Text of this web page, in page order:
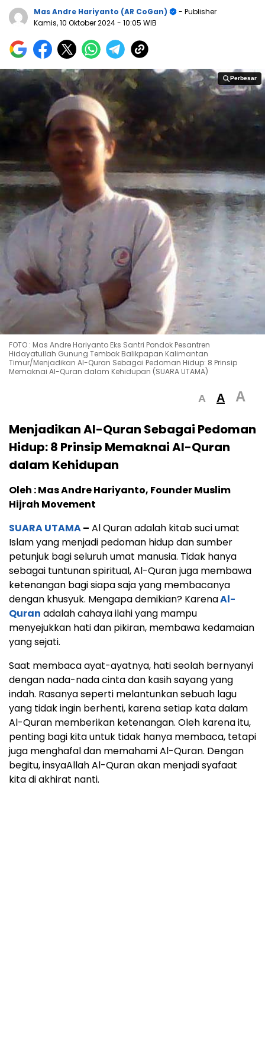
Mas Andre Hariyanto (AR CoGan)
- Publisher
Kamis, 10 Oktober 2024- 10:05 WIB
Perbesar
Perbesar
FOTO : Mas Andre Hariyanto Eks Santri Pondok Pesantren
Hidayatullah Gunung Tembak Balikpapan Kalimantan
Timur/Menjadikan Al-Quran Sebagai Pedoman Hidup: 8 Prinsip
Memaknai Al-Quran dalam Kehidupan (SUARA UTAMA)
A A A
Menjadikan Al-Quran Sebagai Pedoman
Hidup: 8 Prinsip Memaknai Al-Quran
dalam Kehidupan
Oleh : Mas Andre Hariyanto, Founder Muslim
Hijrah Movement
SUARA UTAMA– Al Quran adalah kitab suci umat
Islam yang menjadi pedoman hidup dan sumber
petunjuk bagi seluruh umat manusia. Tidak hanya
sebagai tuntunan spiritual, Al-Quran juga membawa
ketenangan bagi siapa saja yang membacanya
dengan khusyuk. Mengapa demikian? KarenaAl-
Quran adalah cahaya ilahi yang mampu
menyejukkan hati dan pikiran, membawa kedamaian
yang sejati.
Saat membaca ayat-ayatnya, hati seolah bernyanyi
dengan nada-nada cinta dan kasih sayang yang
indah. Rasanya seperti melantunkan sebuah lagu
yang tidak ingin berhenti, karena setiap kata dalam
Al-Quran memberikan ketenangan. Oleh karena itu,
penting bagi kita untuk tidak hanya membaca, tetapi
juga menghafal dan memahami Al-Quran. Dengan
begitu, insyaAllah Al-Quran akan menjadi syafaat
kita di akhirat nanti.